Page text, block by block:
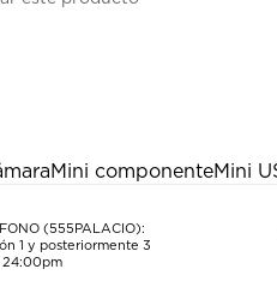
Mini componenteMini
(555PALACIO):
1 y posteriormente 3
24:00pm